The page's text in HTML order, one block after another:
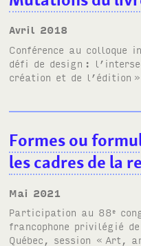
avril 2018
Conférence au colloque
défi de design :
création et de l’édition
Formes ou
les cadres de la
mai 2021
Participation au 88 e
francophone privilégié
Québec, session « Art,